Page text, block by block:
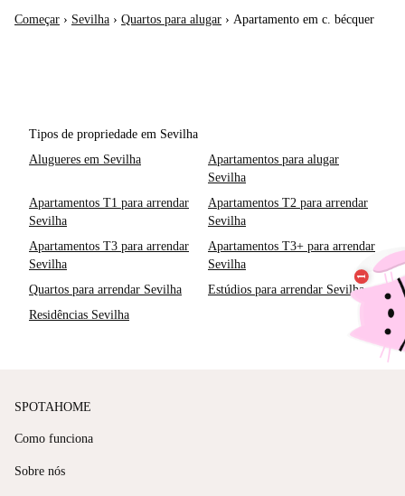
Começar › Sevilha › Quartos para alugar › Apartamento em c. bécquer
Tipos de propriedade em Sevilha
Alugueres em Sevilha
Apartamentos para alugar
Sevilha
Apartamentos T1 para arrendar
Sevilha
Apartamentos T2 para arrendar
Sevilha
Apartamentos T3 para arrendar
Sevilha
Apartamentos T3+ para arrendar
Sevilha
Quartos para arrendar Sevilha
Estúdios para arrendar Sevilha
Residências Sevilha
SPOTAHOME
Como funciona
Sobre nós